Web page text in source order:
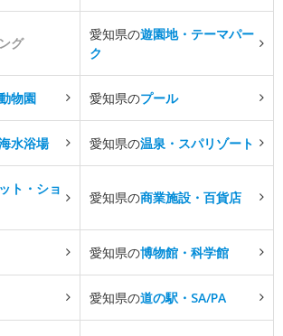
グ
愛知県の遊園地・テーマパー
ク
物園 愛知県のプール
水浴場 愛知県の温泉・スパリゾート
ト・ショ
愛知県の商業施設・百貨店
愛知県の博物館・科学館
愛知県の道の駅・SA/PA